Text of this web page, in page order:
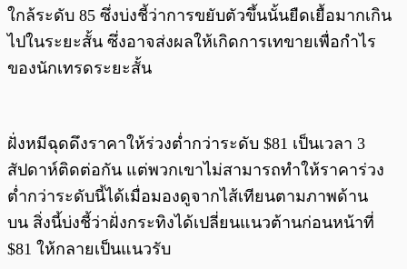
ใกล้ระดับ 85 ซึ่งบ่งชี้ว่าการขยับตัวขึ้นนั้นยืดเยื้อมากเกิน
ไปในระยะสั้น ซึ่งอาจส่งผลให้เกิดการเทขายเพื่อกำไร
ของนักเทรดระยะสั้น
ฝั่งหมีฉุดดึงราคาให้ร่วงต่ำกว่าระดับ $81 เป็นเวลา 3
สัปดาห์ติดต่อกัน แต่พวกเขาไม่สามารถทำให้ราคาร่วง
ต่ำกว่าระดับนี้ได้เมื่อมองดูจากไส้เทียนตามภาพด้าน
บน สิ่งนี้บ่งชี้ว่าฝั่งกระทิงได้เปลี่ยนแนวต้านก่อนหน้าที่
$81 ให้กลายเป็นแนวรับ